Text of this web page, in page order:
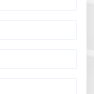
odeslána.